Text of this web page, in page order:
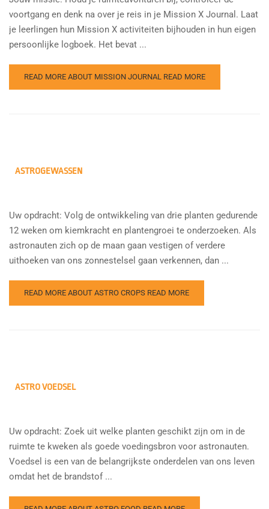
voortgang en denk na over je reis in je Mission X Journal. Laat
je leerlingen hun Mission X activiteiten bijhouden in hun eigen
persoonlijke logboek. Het bevat ...
READ MORE ABOUT MISSION JOURNAL READ MORE
ASTROGEWASSEN
Uw opdracht: Volg de ontwikkeling van drie planten gedurende
12 weken om kiemkracht en plantengroei te onderzoeken. Als
astronauten zich op de maan gaan vestigen of verdere
uithoeken van ons zonnestelsel gaan verkennen, dan ...
READ MORE ABOUT ASTRO CROPS READ MORE
ASTRO VOEDSEL
Uw opdracht: Zoek uit welke planten geschikt zijn om in de
ruimte te kweken als goede voedingsbron voor astronauten.
Voedsel is een van de belangrijkste onderdelen van ons leven
omdat het de brandstof ...